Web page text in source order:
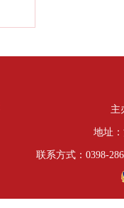
主
地址
联系方式：0398-